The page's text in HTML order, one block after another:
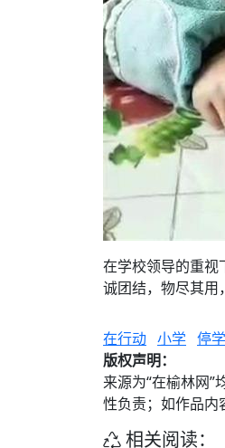
在学校领导的重视
诚团结，物尽其用
在行动 小学 停学
版权声明：
来源为“在榆林网
性负责；如作品内
相关阅读：